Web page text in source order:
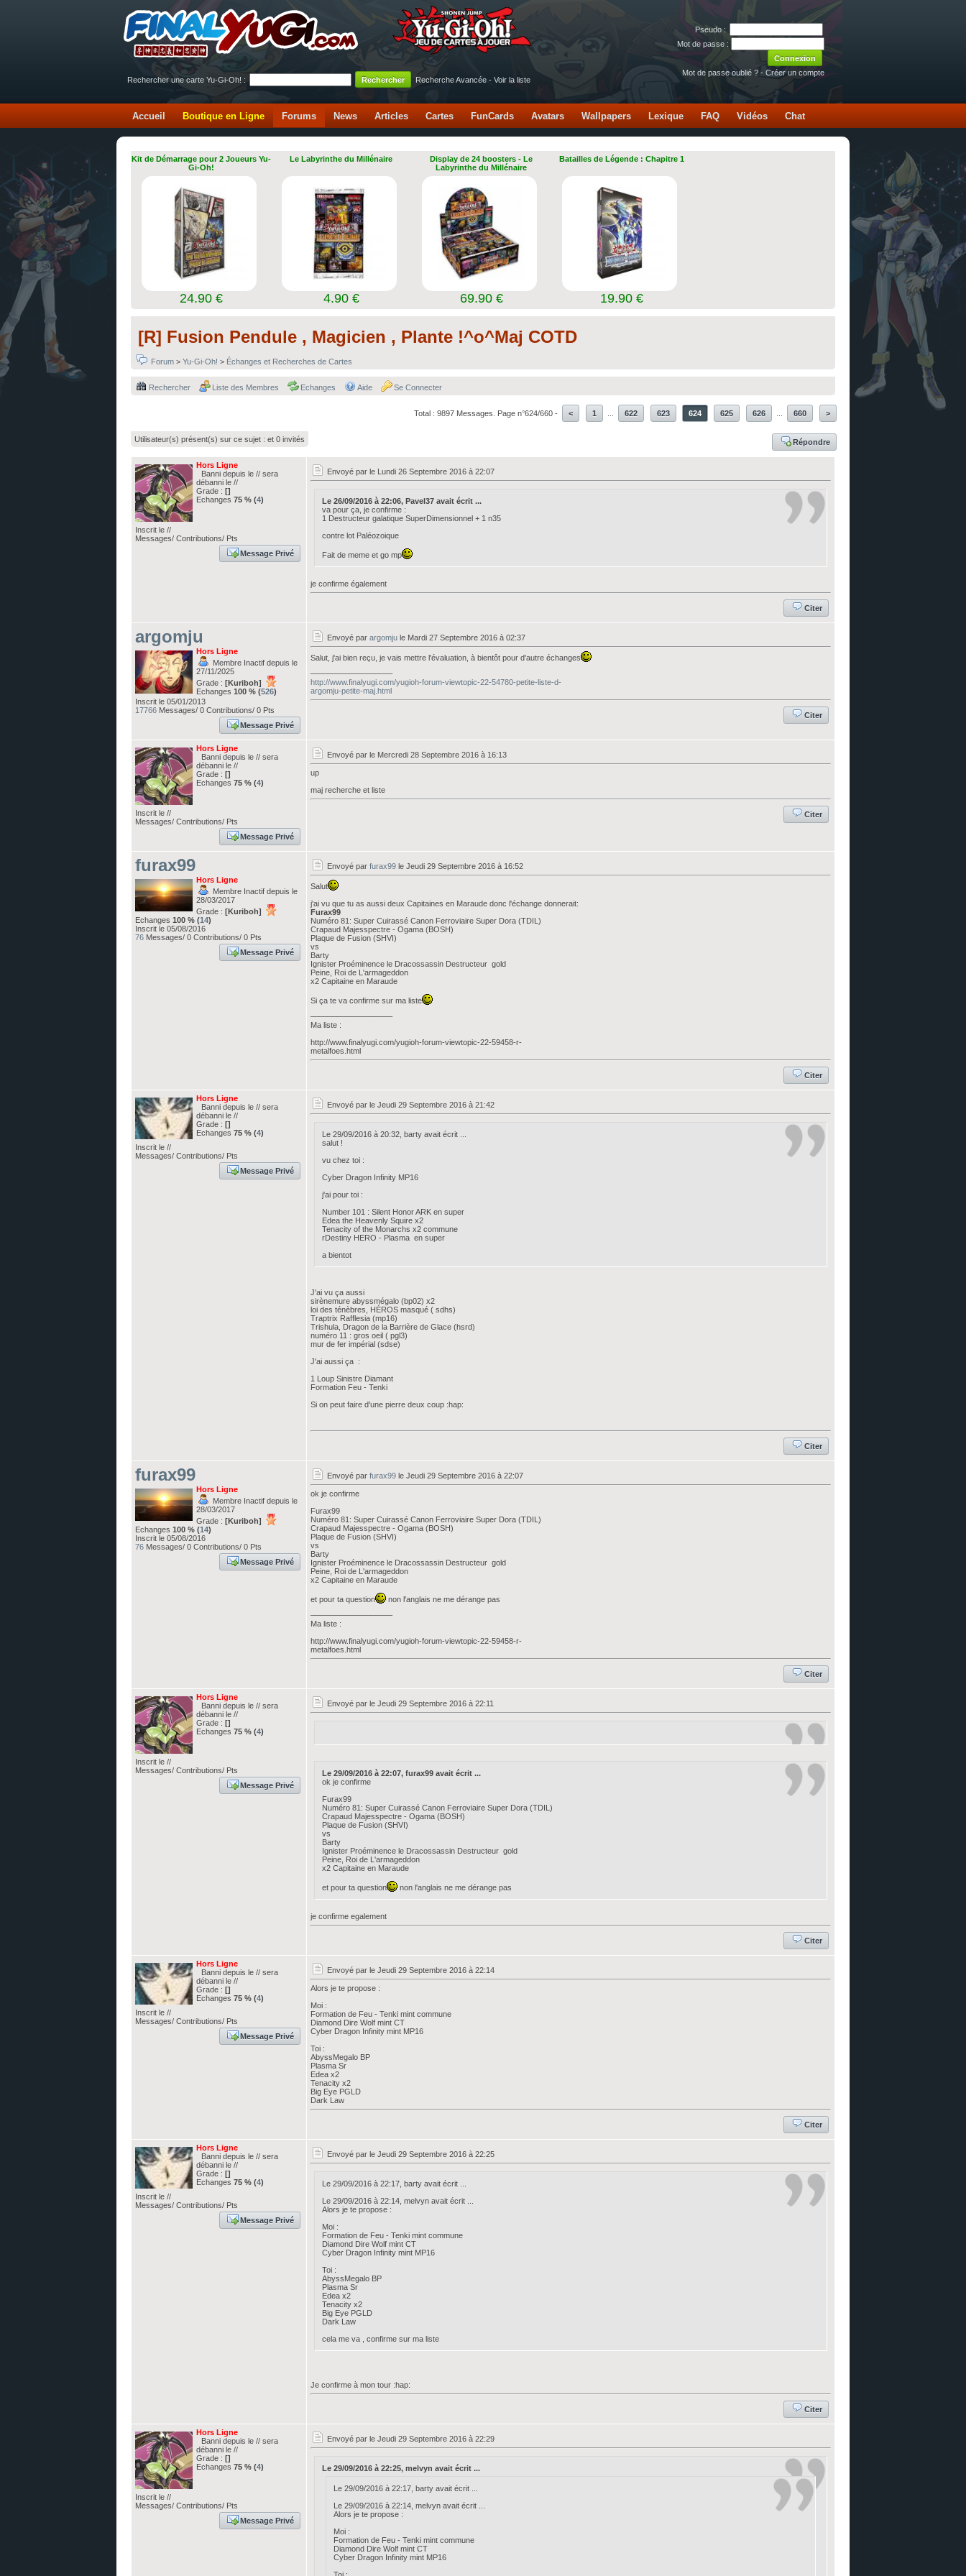
Pseudo :
Mot de passe :
Mot de passe oublié ? - Créer un compte
Rechercher une carte Yu-Gi-Oh! :
Recherche Avancée - Voir la liste
Accueil Boutique en Ligne Forums News Articles Cartes FunCards Avatars Wallpapers Lexique FAQ Vidéos Chat
Kit de Démarrage pour 2 Joueurs Yu-
Gi-Oh!
24.90 €
Le Labyrinthe du Millénaire
4.90 €
Display de 24 boosters - Le
Labyrinthe du Millénaire
69.90 €
Batailles de Légende : Chapitre 1
19.90 €
[R] Fusion Pendule , Magicien , Plante !^o^Maj COTD
Forum > Yu-Gi-Oh! > Échanges et Recherches de Cartes
Rechercher Liste des Membres Echanges Aide Se Connecter
Total : 9897 Messages. Page n°624/660 - < 1 622 623 624 625 626 660 >
Utilisateur(s) présent(s) sur ce sujet : et 0 invités Répondre
Hors Ligne
Banni depuis le // sera
débanni le //
Grade : []
Echanges 75 % (4)
Inscrit le //
Messages/ Contributions/ Pts
Message Privé
Envoyé par le Lundi 26 Septembre 2016 à 22:07
Le 26/09/2016 à 22:06, Pavel37 avait écrit ...
va pour ça, je confirme :
1 Destructeur galatique SuperDimensionnel + 1 n35
contre lot Paléozoique
Fait de meme et go mp
je confirme également
Citer
argomju
Hors Ligne
Membre Inactif depuis le
27/11/2025
Grade : [Kuriboh]
Echanges 100 % (526)
Inscrit le 05/01/2013
17766 Messages/ 0 Contributions/ 0 Pts
Message Privé
Envoyé par argomju le Mardi 27 Septembre 2016 à 02:37
Salut, j'ai bien reçu, je vais mettre l'évaluation, à bientôt pour d'autre échanges
http://www.finalyugi.com/yugioh-forum-viewtopic-22-54780-petite-liste-d-
argomju-petite-maj.html
Citer
Hors Ligne
Banni depuis le // sera
débanni le //
Grade : []
Echanges 75 % (4)
Inscrit le //
Messages/ Contributions/ Pts
Message Privé
Envoyé par le Mercredi 28 Septembre 2016 à 16:13
up
maj recherche et liste
Citer
furax99
Hors Ligne
Membre Inactif depuis le
28/03/2017
Grade : [Kuriboh]
Echanges 100 % (14)
Inscrit le 05/08/2016
76 Messages/ 0 Contributions/ 0 Pts
Message Privé
Envoyé par furax99 le Jeudi 29 Septembre 2016 à 16:52
Salut
j'ai vu que tu as aussi deux Capitaines en Maraude donc l'échange donnerait:
Furax99
Numéro 81: Super Cuirassé Canon Ferroviaire Super Dora (TDIL)
Crapaud Majesspectre - Ogama (BOSH)
Plaque de Fusion (SHVI)
vs
Barty
Ignister Proéminence le Dracossassin Destructeur gold
Peine, Roi de L'armageddon
x2 Capitaine en Maraude
Si ça te va confirme sur ma liste
Ma liste :
http://www.finalyugi.com/yugioh-forum-viewtopic-22-59458-r-
metalfoes.html
Citer
Hors Ligne
Banni depuis le // sera
débanni le //
Grade : []
Echanges 75 % (4)
Inscrit le //
Messages/ Contributions/ Pts
Message Privé
Envoyé par le Jeudi 29 Septembre 2016 à 21:42
Le 29/09/2016 à 20:32, barty avait écrit ...
salut !
vu chez toi :
Cyber Dragon Infinity MP16
j'ai pour toi :
Number 101 : Silent Honor ARK en super
Edea the Heavenly Squire x2
Tenacity of the Monarchs x2 commune
rDestiny HERO - Plasma en super
a bientot
J'ai vu ça aussi
sirènemure abyssmégalo (bp02) x2
loi des ténèbres, HÉROS masqué ( sdhs)
Traptrix Rafflesia (mp16)
Trishula, Dragon de la Barrière de Glace (hsrd)
numéro 11 : gros oeil ( pgl3)
mur de fer impérial (sdse)
J'ai aussi ça :
1 Loup Sinistre Diamant
Formation Feu - Tenki
Si on peut faire d'une pierre deux coup :hap:
Citer
furax99
Hors Ligne
Membre Inactif depuis le
28/03/2017
Grade : [Kuriboh]
Echanges 100 % (14)
Inscrit le 05/08/2016
76 Messages/ 0 Contributions/ 0 Pts
Message Privé
Envoyé par furax99 le Jeudi 29 Septembre 2016 à 22:07
ok je confirme
Furax99
Numéro 81: Super Cuirassé Canon Ferroviaire Super Dora (TDIL)
Crapaud Majesspectre - Ogama (BOSH)
Plaque de Fusion (SHVI)
vs
Barty
Ignister Proéminence le Dracossassin Destructeur gold
Peine, Roi de L'armageddon
x2 Capitaine en Maraude
et pour ta question
non l'anglais ne me dérange pas
Ma liste :
http://www.finalyugi.com/yugioh-forum-viewtopic-22-59458-r-
metalfoes.html
Citer
Hors Ligne
Banni depuis le // sera
débanni le //
Grade : []
Echanges 75 % (4)
Inscrit le //
Messages/ Contributions/ Pts
Message Privé
Envoyé par le Jeudi 29 Septembre 2016 à 22:11
Le 29/09/2016 à 22:07, furax99 avait écrit ...
ok je confirme
Furax99
Numéro 81: Super Cuirassé Canon Ferroviaire Super Dora (TDIL)
Crapaud Majesspectre - Ogama (BOSH)
Plaque de Fusion (SHVI)
vs
Barty
Ignister Proéminence le Dracossassin Destructeur gold
Peine, Roi de L'armageddon
x2 Capitaine en Maraude
et pour ta question non l'anglais ne me dérange pas
je confirme egalement
Citer
Hors Ligne
Banni depuis le // sera
débanni le //
Grade : []
Echanges 75 % (4)
Inscrit le //
Messages/ Contributions/ Pts
Message Privé
Envoyé par le Jeudi 29 Septembre 2016 à 22:14
Alors je te propose :
Moi :
Formation de Feu - Tenki mint commune
Diamond Dire Wolf mint CT
Cyber Dragon Infinity mint MP16
Toi :
AbyssMegalo BP
Plasma Sr
Edea x2
Tenacity x2
Big Eye PGLD
Dark Law
Citer
Hors Ligne
Banni depuis le // sera
débanni le //
Grade : []
Echanges 75 % (4)
Inscrit le //
Messages/ Contributions/ Pts
Message Privé
Envoyé par le Jeudi 29 Septembre 2016 à 22:25
Le 29/09/2016 à 22:17, barty avait écrit ...
Le 29/09/2016 à 22:14, melvyn avait écrit ...
Alors je te propose :
Moi :
Formation de Feu - Tenki mint commune
Diamond Dire Wolf mint CT
Cyber Dragon Infinity mint MP16
Toi :
AbyssMegalo BP
Plasma Sr
Edea x2
Tenacity x2
Big Eye PGLD
Dark Law
cela me va , confirme sur ma liste
Je confirme à mon tour :hap:
Citer
Hors Ligne
Banni depuis le // sera
débanni le //
Grade : []
Echanges 75 % (4)
Inscrit le //
Messages/ Contributions/ Pts
Message Privé
Envoyé par le Jeudi 29 Septembre 2016 à 22:29
Le 29/09/2016 à 22:25, melvyn avait écrit ...
Le 29/09/2016 à 22:17, barty avait écrit ...
Le 29/09/2016 à 22:14, melvyn avait écrit ...
Alors je te propose :
Moi :
Formation de Feu - Tenki mint commune
Diamond Dire Wolf mint CT
Cyber Dragon Infinity mint MP16